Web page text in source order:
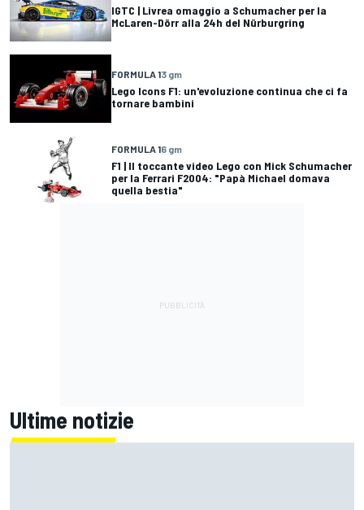
IGTC | Livrea omaggio a Schumacher per la
McLaren-Dörr alla 24h del Nürburgring
FORMULA 13 gm
Lego Icons F1: un'evoluzione continua che ci fa
tornare bambini
FORMULA 16 gm
F1 | Il toccante video Lego con Mick Schumacher
per la Ferrari F2004: "Papà Michael domava
quella bestia"
Ultime notizie